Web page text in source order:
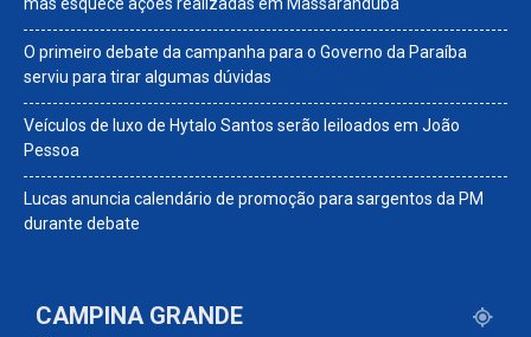
O primeiro debate da campanha para o Governo da Paraíba
serviu para tirar algumas dúvidas
Veículos de luxo de Hytalo Santos serão leiloados em João
Pessoa
Lucas anuncia calendário de promoção para sargentos da PM
durante debate
CAMPINA GRANDE